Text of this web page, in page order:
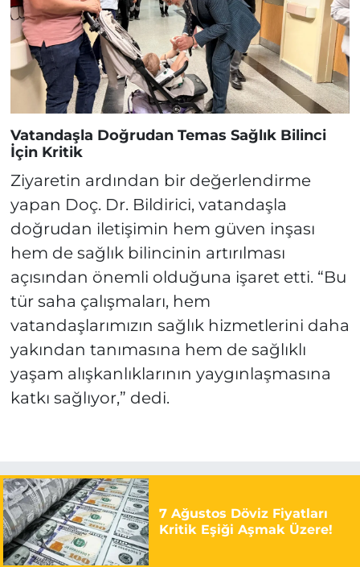
Vatandaşla Doğrudan Temas Sağlık Bilinci
İçin Kritik
Ziyaretin ardından bir değerlendirme
yapan Doç. Dr. Bildirici, vatandaşla
doğrudan iletişimin hem güven inşası
hem de sağlık bilincinin artırılması
açısından önemli olduğuna işaret etti. “Bu
tür saha çalışmaları, hem
vatandaşlarımızın sağlık hizmetlerini daha
yakından tanımasına hem de sağlıklı
yaşam alışkanlıklarının yaygınlaşmasına
katkı sağlıyor,” dedi.
7 Ağustos Döviz Fiyatları
Kritik Eşiği Aşmak Üzere!